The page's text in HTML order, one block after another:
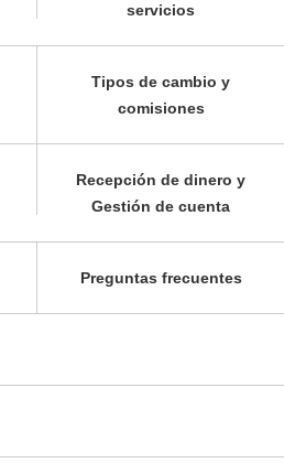
servicios
Tipos de cambio y
comisiones
Recepción de dinero y
Gestión de cuenta
Preguntas frecuentes